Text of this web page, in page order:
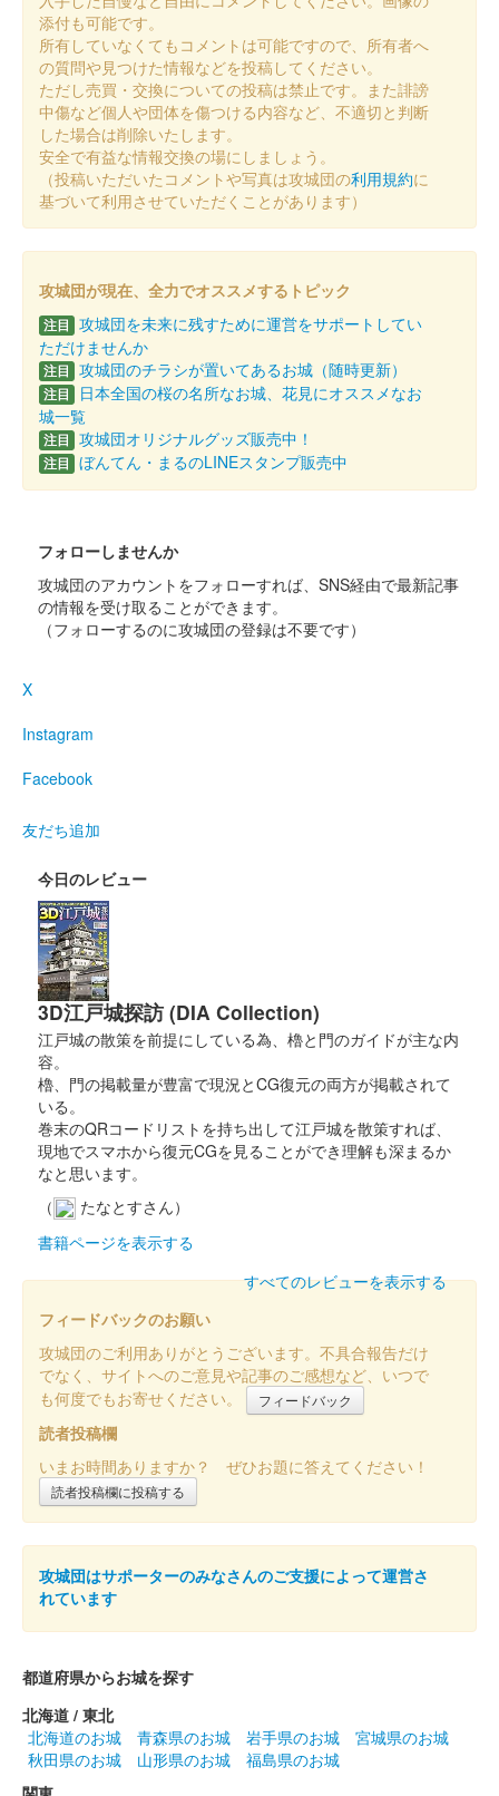
称「乙女城」緑和紙版
乙女城（小諸城） 御城印 令和7年 桜祭り限
定版
販売終了
酔月城（小諸城） 御城印
定版
販売終了
小諸城址 御城印 令和7年 桜祭り限定版
販売終了
乙女城（小諸城） 御城印
販売終了
酔月城（小諸城） 御城印
扇
販売終了
販売終了
小諸城址 御城印 令和7年 正月版 青扇
販売終了
小諸城址 御城印 令和7年 正月版 赤扇
販売終了
小諸城址 御城印 令和6年 紅葉祭り版
販売終了
酔月城（小諸城） 御城印 令和6年 紅葉祭り
販売終了
小諸城址 御城印 令和6年 桜祭り限定版 緑和紙版
酔月城（小諸城） 御城印
定版
販売終了
添付も可能です。
所有していなくてもコメントは可能ですので、所有者へ
の質問や見つけた情報などを投稿してください。
ただし売買・交換についての投稿は禁止です。また誹謗
中傷など個人や団体を傷つける内容など、不適切と判断
した場合は削除いたします。
安全で有益な情報交換の場にしましょう。
（投稿いただいたコメントや写真は攻城団の利用規約に
基づいて利用させていただくことがあります）
攻城団が現在、全力でオススメするトピック
注目 攻城団を未来に残すために運営をサポートしてい
ただけませんか
注目 攻城団のチラシが置いてあるお城（随時更新）
注目
日本全国の桜の名所なお城、花見にオススメなお
城一覧
注目 攻城団オリジナルグッズ販売中！
注目 ぼんてん・まるのLINEスタンプ販売中
フォローしませんか
攻城団のアカウントをフォローすれば、SNS経由で最新記事
の情報を受け取ることができます。
（フォローするのに攻城団の登録は不要です）
X
Instagram
Facebook
友だち追加
今日のレビュー
3D江戸城探訪 (DIA Collection)
江戸城の散策を前提にしている為、櫓と門のガイドが主な内
容。
櫓、門の掲載量が豊富で現況とCG復元の両方が掲載されて
いる。
巻末のQRコードリストを持ち出して江戸城を散策すれば、
現地でスマホから復元CGを見ることができ理解も深まるか
なと思います。
（
たなとすさん）
書籍ページを表示する
すべてのレビューを表示する
フィードバックのお願い
攻城団のご利用ありがとうございます。不具合報告だけ
でなく、サイトへのご意見や記事のご感想など、いつで
も何度でもお寄せください。
フィードバック
読者投稿欄
いまお時間ありますか？ ぜひお題に答えてください！
読者投稿欄に投稿する
攻城団はサポーターのみなさんのご支援によって運営さ
れています
都道府県からお城を探す
北海道 / 東北
北海道のお城
青森県のお城 岩手県のお城
宮城県のお城
秋田県のお城
山形県のお城
福島県のお城